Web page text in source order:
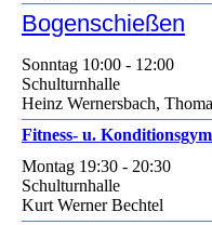
Bogenschießen
Sonntag 10:00 - 12:00
Schulturnhalle
Heinz Wernersbach,
Fitness- u.
Montag 19:30 - 20:30
Schulturnhalle
Kurt Werner Bechtel